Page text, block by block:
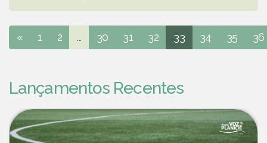
« 1 2 ... 30 31 32 33 34 35 36
Lançamentos Recentes